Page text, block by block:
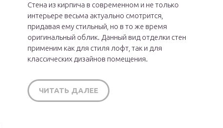
Стена из кирпича в современном и не только
интерьере весьма актуально смотрится,
придавая ему стильный, но в то же время
оригинальный облик. Данный вид отделки стен
применим как для стиля лофт, так и для
классических дизайнов помещения.
ЧИТАТЬ ДАЛЕЕ